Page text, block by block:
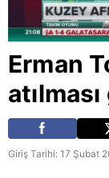
Erman
Giriş Tarihi: 17 Şubat